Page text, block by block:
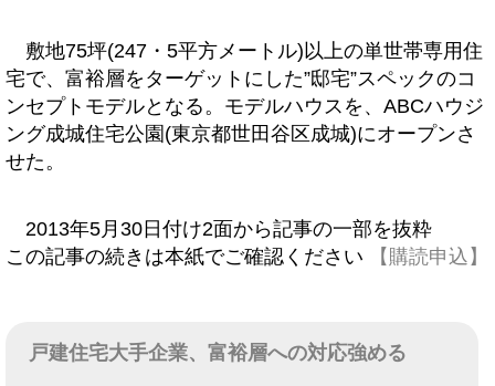
敷地75坪(247・5平方メートル)以上の単世帯専用住
宅で、富裕層をターゲットにした”邸宅”スペックのコ
ンセプトモデルとなる。モデルハウスを、ABCハウジ
ング成城住宅公園(東京都世田谷区成城)にオープンさ
せた。
2013年5月30日付け2面から記事の一部を抜粋
この記事の続きは本紙でご確認ください
【購読申込】
戸建住宅大手企業、富裕層への対応強める